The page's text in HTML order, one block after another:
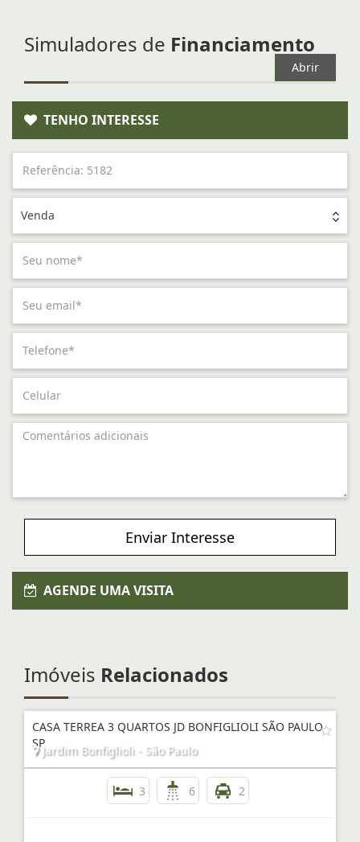
Simuladores de Financiamento
Abrir
TENHO INTERESSE
Venda
Enviar Interesse
AGENDE UMA VISITA
Imóveis Relacionados
CASA TERREA 3 QUARTOS JD BONFIGLIOLI SÃO PAULO
SPJardim Bonfiglioli - São Paulo
3 6 2